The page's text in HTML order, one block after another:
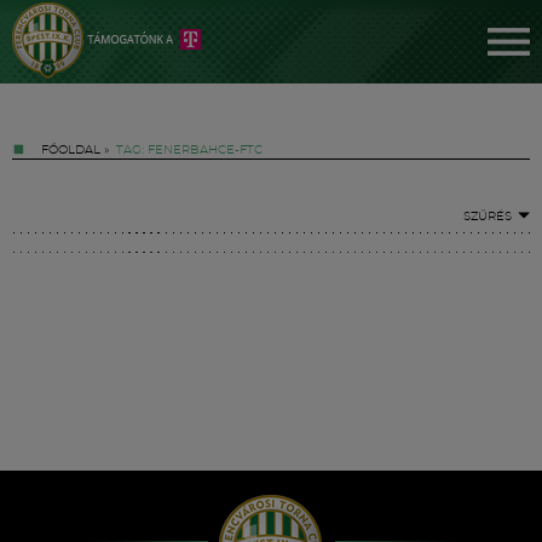
FŐOLDAL » TAG: FENERBAHCE-FTC
SZŰRÉS
Hírek